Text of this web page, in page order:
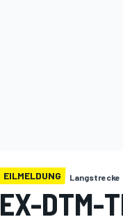
EILMELDUNG Langstrecke
EX-DTM-